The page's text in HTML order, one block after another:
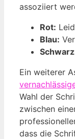
assoziiert
Rot:
Blau:
Ein weiterer
Wahl der
zwischen
dass die